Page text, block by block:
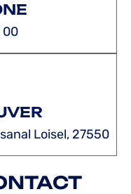
00
Loisel, 27550